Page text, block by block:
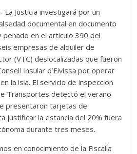
La Justicia investigará por un
documental en documento
en el artículo 390 del
empresas de alquiler de
(VTC) deslocalizadas que fueron
Insular d’Eivissa por operar
la isla. El servicio de inspección
Transportes detectó el verano
presentaron tarjetas de
justificar la estancia del 20% fuera
durante tres meses.
en conocimiento de la Fiscalía